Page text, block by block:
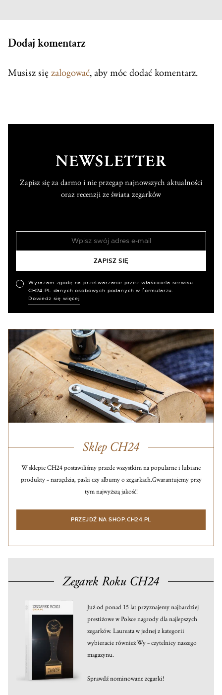
Dodaj komentarz
Musisz się zalogować, aby móc dodać komentarz.
NEWSLETTER
Zapisz się za darmo i nie przegap najnowszych aktualności
oraz recenzji ze świata zegarków
Wyrażam zgodę na przetwarzanie przez właściciela serwisu
CH24.PL danych osobowych podanych w formularzu.
Dowiedz się więcej
Sklep CH24
W sklepie CH24 postawiliśmy przede wszystkim na popularne i lubiane
produkty – narzędzia, paski czy albumy o zegarkach.Gwarantujemy przy
tym najwyższą jakość!
PRZEJDŹ NA SHOP.CH24.PL
Zegarek Roku CH24
Już od ponad 15 lat przyznajemy najbardziej
prestiżowe w Polsce nagrody dla najlepszych
zegarków. Laureata w jednej z kategorii
wybieracie również Wy – czytelnicy naszego
magazynu.
Sprawdź nominowane zegarki!